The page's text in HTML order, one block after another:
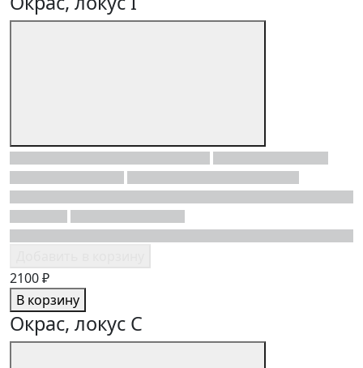
2100 ₽
В корзину
Окрас, локус C